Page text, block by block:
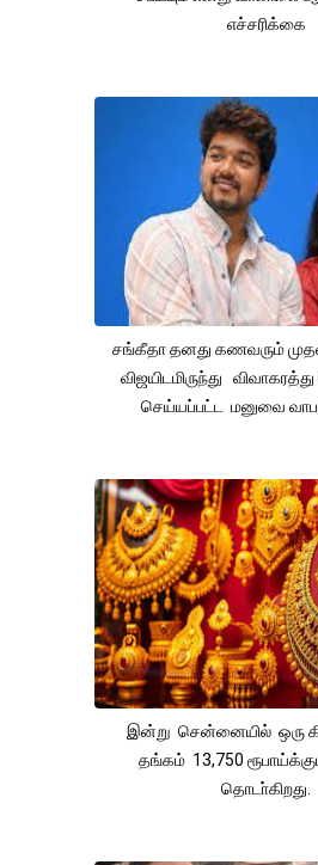
எச்சரிக்கை
சங்கீதா தனது கணவரும்
விஜயிடமிருந்து
செய்யப்பட்ட மனுவை
இன்று சென்னையில் ஒரு
தங்கம் 13,750
தொடா்கிறது.